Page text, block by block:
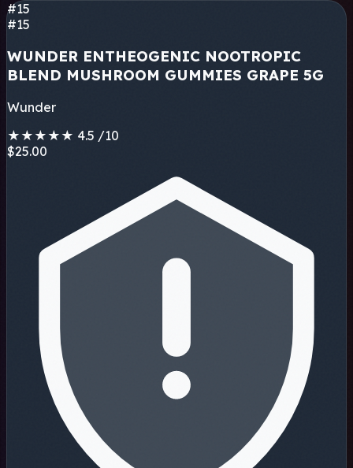
#15
#15
WUNDER ENTHEOGENIC NOOTROPIC
BLEND MUSHROOM GUMMIES GRAPE 5G
Wunder
★ ★ ★ ★ ★ 4.5 /10
$25.00